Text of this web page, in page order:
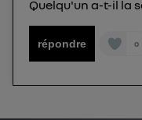
Quelqu'un a-t-il la
répondre 0
consentement sur
") ou via la page «
Pour plus
Politique